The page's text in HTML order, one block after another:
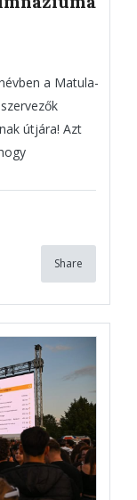
a Matula-
útjára! Azt
Share